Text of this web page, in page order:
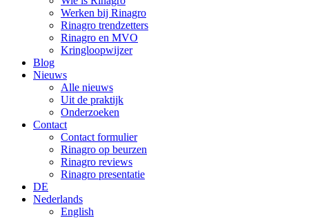
Werken bij Rinagro
Rinagro trendzetters
Rinagro en MVO
Kringloopwijzer
Blog
Nieuws
Alle nieuws
Uit de praktijk
Onderzoeken
Contact
Contact formulier
Rinagro op beurzen
Rinagro reviews
Rinagro presentatie
DE
Nederlands
English